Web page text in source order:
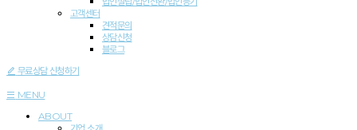
고객센터
견적문의
상담신청
블로그
무료상담 신청하기
MENU
ABOUT